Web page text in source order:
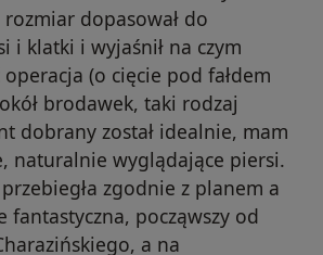
dopasował do
i klatki i wyjaśnił na czym
(o cięcie pod fałdem
brodawek, taki rodzaj
dobrany został idealnie, mam
naturalnie wyglądające piersi.
zgodnie z planem a
fantastyczna, począwszy od
a na